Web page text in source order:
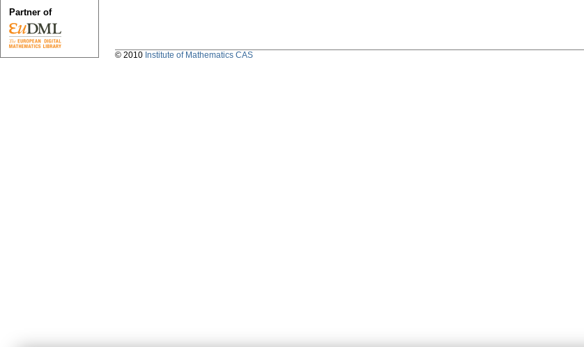
Partner of
© 2010 Institute of Mathematics CAS